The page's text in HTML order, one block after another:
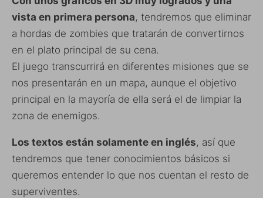
vista en primera persona, tendremos que eliminar
a hordas de zombies que tratarán de convertirnos
en el plato principal de su cena.
El juego transcurrirá en diferentes misiones que se
nos presentarán en un mapa, aunque el objetivo
principal en la mayoría de ella será el de limpiar la
zona de enemigos.
Los textos están solamente en inglés, así que
tendremos que tener conocimientos básicos si
queremos entender lo que nos cuentan el resto de
superviventes.